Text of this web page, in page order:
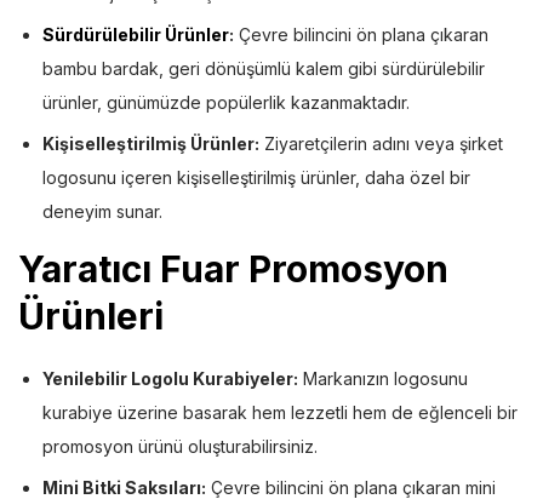
Sürdürülebilir Ürünler: Çevre bilincini ön plana çıkaran
bambu bardak, geri dönüşümlü kalem gibi sürdürülebilir
ürünler, günümüzde popülerlik kazanmaktadır.
Kişiselleştirilmiş Ürünler: Ziyaretçilerin adını veya şirket
logosunu içeren kişiselleştirilmiş ürünler, daha özel bir
deneyim sunar.
Yaratıcı Fuar Promosyon
Ürünleri
Yenilebilir Logolu Kurabiyeler: Markanızın logosunu
kurabiye üzerine basarak hem lezzetli hem de eğlenceli bir
promosyon ürünü oluşturabilirsiniz.
Mini Bitki Saksıları: Çevre bilincini ön plana çıkaran mini